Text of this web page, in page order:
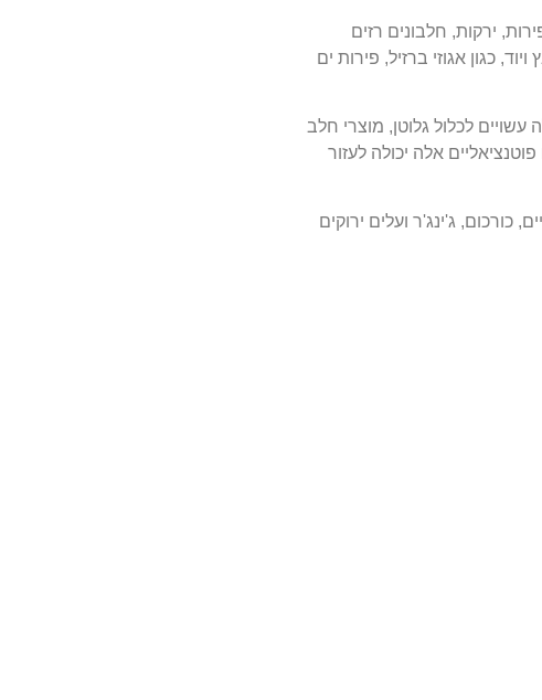
ירקות, חלבונים רזים
כגון אגוזי ברזיל, פירות ים
לכלול גלוטן, מוצרי חלב
אלה יכולה לעזור
כורכום, ג'ינג'ר ועלים ירוקים